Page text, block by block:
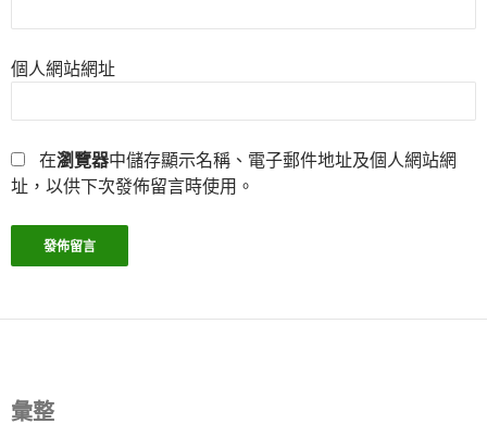
個人網站網址
在瀏覽器中儲存顯示名稱、電子郵件地址及個人網站網
址，以供下次發佈留言時使用。
彙整